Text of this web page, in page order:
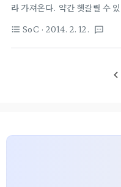
라 가져온다. 약간 헷갈릴 수
을 하니 바이트 동작을 하는
쓰인다. 그냥 콱 4바이트 전용
HADDR의 하위 2비트를 옵
경우가 생긴다. (상상일 수
format_list_bulleted SoC · 2014. 2. 12. textsms
navigate_before